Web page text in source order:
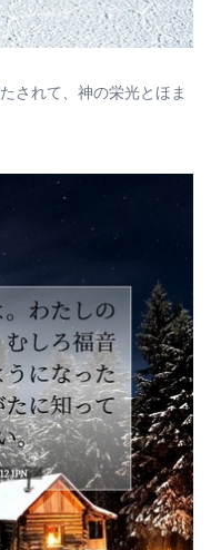
されて、神の栄光とほま